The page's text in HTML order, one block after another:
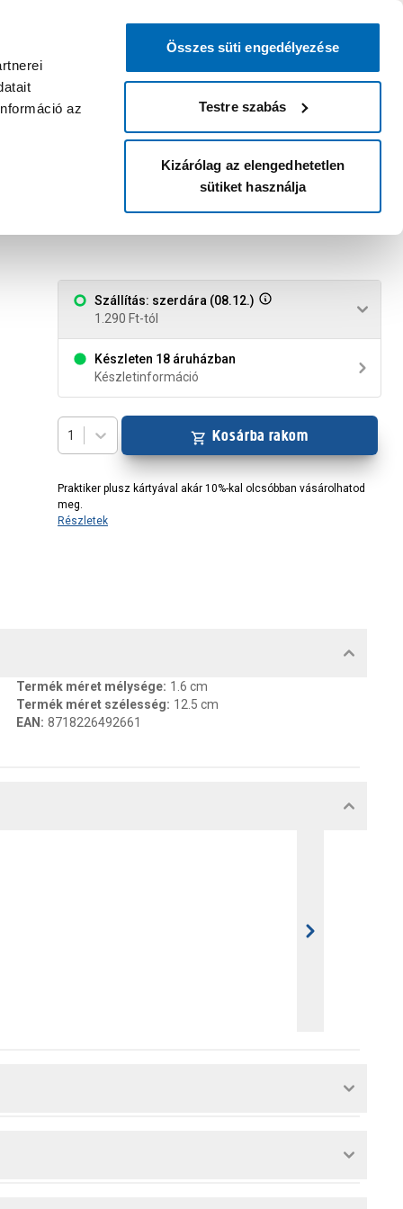
az
Összes süti engedélyezése
Testre szabás
Kizárólag az elengedhetetlen
sütiket használja
bejelentkezni?
Belépés Listáim
Áruházak és szolgáltatások
zöld-fehér
Szállítás: szerdára (08.12.)
1.290 Ft-tól
Készleten 18 áruházban
Készletinformáció
1 Kosárba rakom
Praktiker plusz kártyával akár 10%-kal olcsóbban vásárolhatod
meg.
Részletek
Termék méret mélysége: 1.6 cm
Termék méret szélesség: 12.5 cm
EAN : 8718226492661